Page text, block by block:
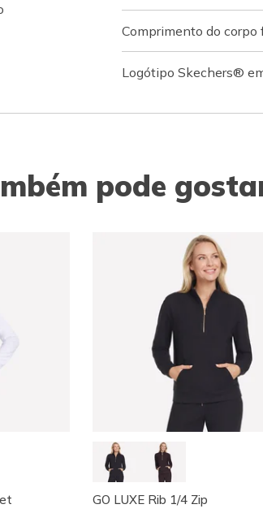
Comprimento do corpo
Logótipo Skechers®
pode
GO LUXE Rib 1/4 Zip